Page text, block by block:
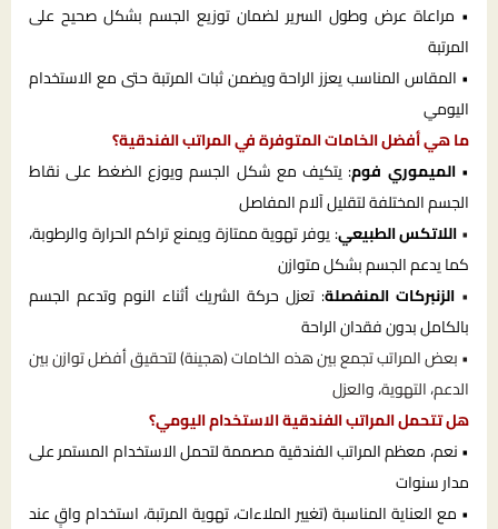
• مراعاة عرض وطول السرير لضمان توزيع الجسم بشكل صحيح على
المرتبة
• المقاس المناسب يعزز الراحة ويضمن ثبات المرتبة حتى مع الاستخدام
اليومي
ما هي أفضل الخامات المتوفرة في المراتب الفندقية؟
•الميموري فوم: يتكيف مع شكل الجسم ويوزع الضغط على نقاط
الجسم المختلفة لتقليل آلام المفاصل
•اللاتكس الطبيعي: يوفر تهوية ممتازة ويمنع تراكم الحرارة والرطوبة،
كما يدعم الجسم بشكل متوازن
• الزنبركات المنفصلة: تعزل حركة الشريك أثناء النوم وتدعم الجسم
بالكامل بدون فقدان الراحة
• بعض المراتب تجمع بين هذه الخامات (هجينة) لتحقيق أفضل توازن بين
الدعم، التهوية، والعزل
هل تتحمل المراتب الفندقية الاستخدام اليومي؟
• نعم، معظم المراتب الفندقية مصممة لتحمل الاستخدام المستمر على
مدار سنوات
• مع العناية المناسبة (تغيير الملاءات، تهوية المرتبة، استخدام واقٍ عند